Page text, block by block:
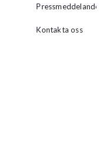
Pressmeddelanden
Kontakta oss